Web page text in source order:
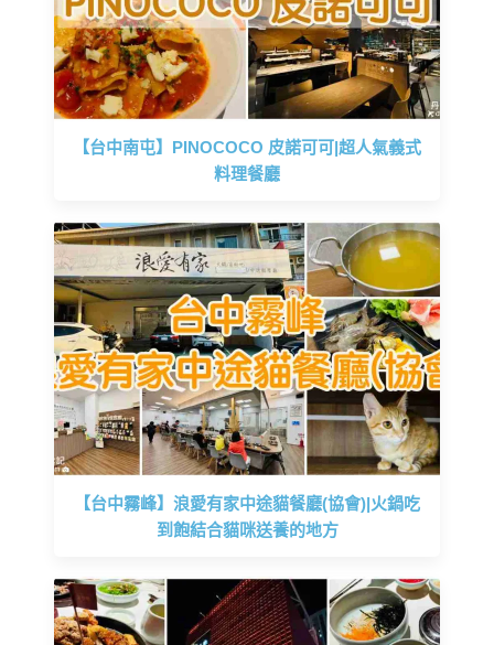
【台中南屯】PINOCOCO 皮諾可可|超人氣義式
料理餐廳
【台中霧峰】浪愛有家中途貓餐廳(協會)|火鍋吃
到飽結合貓咪送養的地方